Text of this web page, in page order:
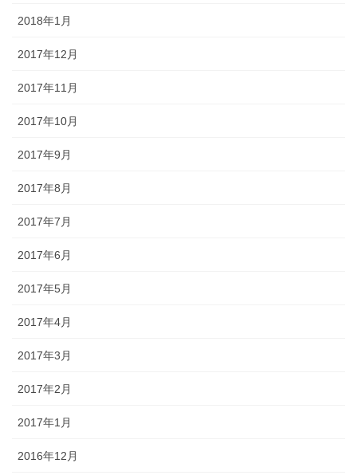
2018年1月
2017年12月
2017年11月
2017年10月
2017年9月
2017年8月
2017年7月
2017年6月
2017年5月
2017年4月
2017年3月
2017年2月
2017年1月
2016年12月